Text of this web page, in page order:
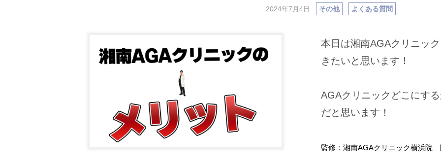
2024年7月4日 その他 よくある質問
本日は湘南AGAクリニッ
きたいと思います！
AGAクリニックどこにす
だと思います！
監修：湘南AGAクリニック横浜院